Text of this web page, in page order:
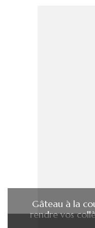
Gâteau à la
rendre vos